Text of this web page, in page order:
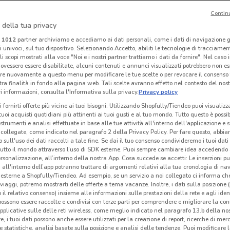
Nissan
Scade il 31/12 625 m
Nissan
Scade il 31/12 625 m
BMW
785 m
Renault
944 m
della tua privacy
1012partner archiviamo e accediamo ai dati personali, come i dati di navigazione
sul tuo dispositivo. Selezionando Accetto, abiliti le tecnologie di
scopi mostrati alla voce "Noi e i nostri partner trattiamo i dati da fornire". Nel caso
essere disabilitate, alcuni contenuti e annunci visualizzati potrebbero non
nuovamente a questo menu per modificare le tue scelte o per revocare il
finalità in fondo alla pagina web. Tali scelte avranno effetto nel contesto del
informazioni, consulta l'Informativa sulla privacy.Privacy policy
fornirti offerte più vicine ai tuoi bisogni: Utilizzando Shopfully/Tiendeo puoi
acquisti quotidiani più attinenti ai tuoi gusti e al tuo mondo. Tutto questo è
e analisi effettuate in base alle tue attività all'interno dell'applicazione e
come indicato nel paragrafo 2 della Privacy Policy. Per fare questo,
sull'uso dei dati raccolti a tale fine. Se dai il tuo consenso condivideremo i tuoi dati
il mondo attraverso l’uso di SDK esterne. Puoi sempre cambiare idea accedendo
all’interno della nostra App. Cosa succede se accetti: Le inserzioni
all'interno dell’app potranno trattare di argomenti relativi alla tua cronologia di
a Shopfully/Tiendeo. Ad esempio, se un servizio a noi collegato ci informa
potremo mostrarti delle offerte a tema vacanze. Inoltre, i dati sulla posizione
il relativo consenso) insieme alle informazioni sulle prestazioni della rete e agli
essere raccolte e condivisi con terze parti per comprendere e migliorare la
sulle delle reti wireless, come meglio indicato nel paragrafo 13.b della
i tuoi dati possono anche essere utilizzati per la creazione di report, ricerche di
statistiche, analisi basate sulla posizione e analisi delle tendenze. Puoi modificare